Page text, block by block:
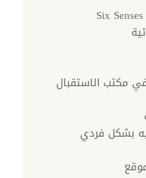
مكتب الاستقبال
بشكل فردي